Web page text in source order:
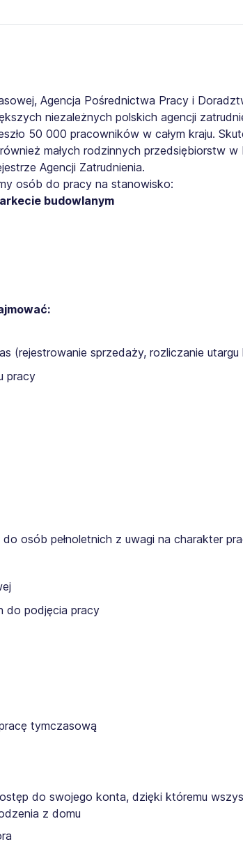
Agencja Pośrednictwa Pracy i
niezależnych polskich agencji
50 000 pracowników w całym kraju.
małych rodzinnych przedsiębiorstw w
Agencji Zatrudnienia.
osób do pracy na stanowisko:
budowlanym
(rejestrowanie sprzedaży, rozliczanie utargu
pracy
osób pełnoletnich z uwagi na charakter
do podjęcia pracy
tymczasową
do swojego konta, dzięki któremu
z domu